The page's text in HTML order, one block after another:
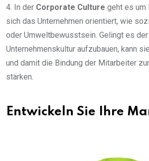
4. In der Corporate Culture geht es um
sich das Unternehmen orientiert, wie
oder Umweltbewusstsein. Gelingt es der
Unternehmenskultur aufzubauen, kann
und damit die Bindung der Mitarbeiter
stärken.
Entwickeln Sie Ihre